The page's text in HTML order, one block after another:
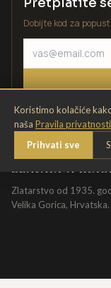
Koristimo kolačiće
naša Pravila privatnosti
Prihvati sve
Dobijte kod za
Zlatarstvo od 1935.
Velika Gorica, Hrvatska.